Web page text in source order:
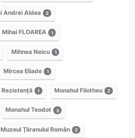
Andrei Aldea 2
Mihai FLOAREA 1
Mihnea Neicu 1
Mircea Eliade 1
Rezistență 1 Monahul Filotheu 2
Monahul Teodot 3
Muzeul Țăranului Român 2